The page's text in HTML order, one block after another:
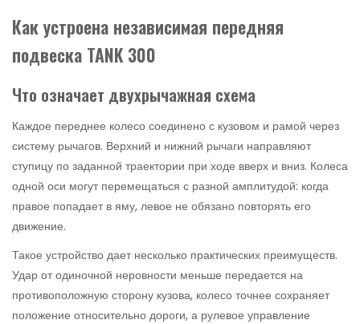
Как устроена независимая передняя
подвеска TANK 300
Что означает двухрычажная схема
Каждое переднее колесо соединено с кузовом и рамой через
систему рычагов. Верхний и нижний рычаги направляют
ступицу по заданной траектории при ходе вверх и вниз. Колеса
одной оси могут перемещаться с разной амплитудой: когда
правое попадает в яму, левое не обязано повторять его
движение.
Такое устройство дает несколько практических преимуществ.
Удар от одиночной неровности меньше передается на
противоположную сторону кузова, колесо точнее сохраняет
положение относительно дороги, а рулевое управление